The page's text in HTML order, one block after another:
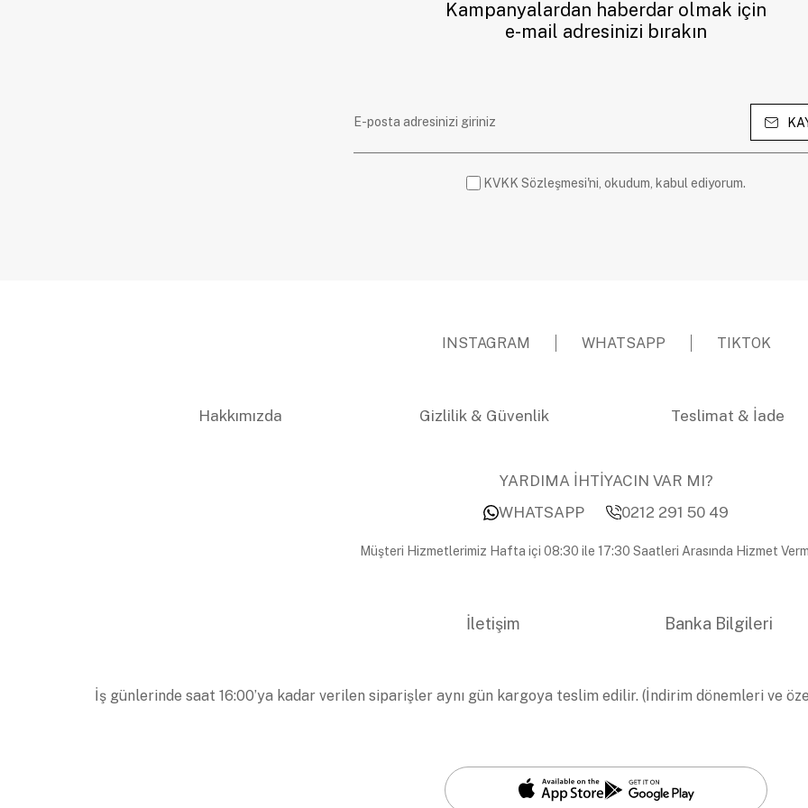
Kampanyalardan haberdar olmak için
e-mail adresinizi bırakın
KVKK Sözleşmesi'ni, okudum, kabul ediyorum.
INSTAGRAM WHATSAPP TIKTOK
Hakkımızda Gizlilik & Güvenlik Teslimat & İade
YARDIMA İHTİYACIN VAR MI?
WHATSAPP
0212 291 50 49
Müşteri Hizmetlerimiz Hafta içi 08:30 ile 17:30 Saatleri Arasında Hizmet
İletişim Banka Bilgileri
İş günlerinde saat 16:00’ya kadar verilen siparişler aynı gün kargoya teslim edilir. (İndirim dönemleri ve